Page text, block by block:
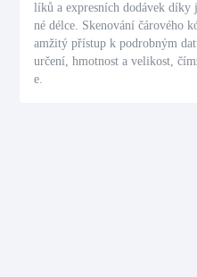
líků a expresních dodávek díky
né délce. Skenování čárového
amžitý přístup k podrobným
určení, hmotnost a velikost,
e.